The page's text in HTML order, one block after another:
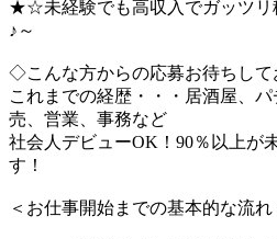
★☆未経験でも高収入でガッツ
♪～
◇こんな方からの応募お待ちし
これまでの経歴・・・居酒屋、
売、営業、事務など
社会人デビューOK！90％以上が
す！
＜お仕事開始までの基本的な流れ